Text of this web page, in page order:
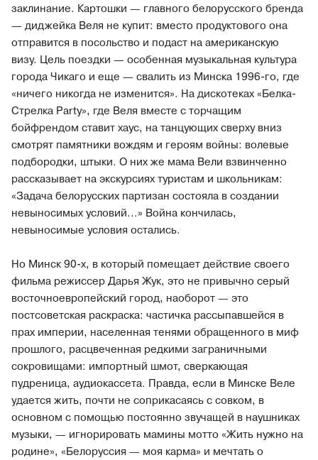
заклинание. Картошки — главного белорусского бренда
— диджейка Веля не купит: вместо продуктового она
отправится в посольство и подаст на американскую
визу. Цель поездки — особенная музыкальная культура
города Чикаго и еще — свалить из Минска 1996-го, где
«ничего никогда не изменится». На дискотеках «Белка-
Стрелка Party», где Веля вместе с торчащим
бойфрендом ставит хаус, на танцующих сверху вниз
смотрят памятники вождям и героям войны: волевые
подбородки, штыки. О них же мама Вели взвинченно
рассказывает на экскурсиях туристам и школьникам:
«Задача белорусских партизан состояла в создании
невыносимых условий...» Война кончилась,
невыносимые условия остались.
Но Минск 90-х, в который помещает действие своего
фильма режиссер Дарья Жук, это не привычно серый
восточноевропейский город, наоборот — это
постсоветская раскраска: частичка рассыпавшейся в
прах империи, населенная тенями обращенного в миф
прошлого, расцвеченная редкими заграничными
сокровищами: импортный шмот, сверкающая
пудреница, аудиокассета. Правда, если в Минске Веле
удается жить, почти не соприкасаясь с совком, в
основном с помощью постоянно звучащей в наушниках
музыки, — игнорировать мамины мотто «Жить нужно на
родине», «Белоруссия — моя карма» и мечтать о